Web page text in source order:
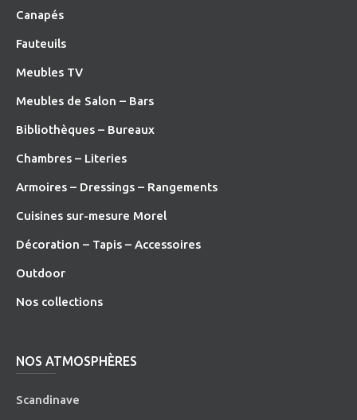
Canapés
Fauteuils
Meubles TV
Meubles de Salon – Bars
Bibliothèques – Bureaux
Chambres – Literies
Armoires – Dressings – Rangements
Cuisines sur-mesure Morel
Décoration – Tapis – Accessoires
Outdoor
Nos collections
NOS ATMOSPHÈRES
Scandinave